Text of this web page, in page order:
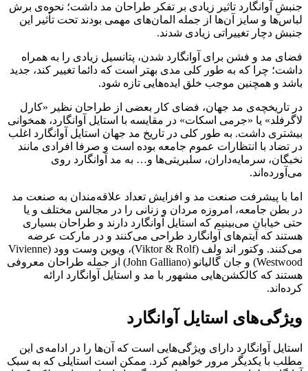
جنبشِ آوانگارد تاثیر زیادی بر تفکر طراحان مد داشت؛ نحوه‌ی برش
لباس‌ها و سایز آن‌ها از جمله المان‌های مهمی بودند تحت ‌تأثیر این
جنبش دچار تغییراتی زیادی شدند.
فضای مد و فشن برای آوانگارد شدن، پتانسیل زیادی را به همراه
داشت؛ چرا که به طور کلی مدی بهتر است که دائما تغییر کند، جدید
باشد و همچنین موجب خلق ایده‌هایی تازه شود.
در تاریخچه‌ی مد جهان، فضای کار بعضی از طراحان نظیر «کارل
لاگرفلد» یا «جرمی اسکات» در مقایسه با استایل آوانگارد، همخوانی
بیشتری داشت. به طور کلی در تاریخ مد جهان استایل آوانگارد اغلب
در تضاد با انتظارات عموم جامعه بوده است و صرفا افرادی مانند
نخبگان، سرمایه‌داران، سلبریتی‌ها و… به مد آوانگارد روی
می‌آورده‌اند.
اما با پیشرفت صنعت مد و افزایش تعداد علاقه‌مندان به صنعت مد
در بطن جامعه، امروزه مردان و زنانی را در مجالس مختلف و یا
حتی خیابان می‌بینیم که استایل آوانگارد دارند و طراحان بسیاری
هستند که آیتم‌های آوانگارد طراحی می‌کنند و در مارکت عرضه
می‌کنند. وکتور اند ولف (Viktor & Rolf)، ویوین وست وود (Vivienne
Westwood) و جان گالیانو (John Galliano) از جمله طراحان معروفی
هستند که کالکشن‌هایی مشهور با مد و استایل آوانگارد ارائه
کرده‌اند.
ویژگی‌های استایل آوانگارد
استایل آوانگارد دارای ویژگی‌هایی است که آن‌ها را در ادامه‌ی این
مطلب با یکدیگر مرور خواهیم کرد. ممکن است استایلی که به سبک